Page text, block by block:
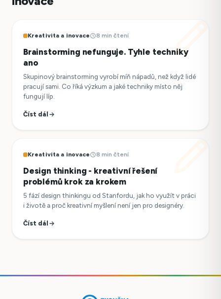
Kreativita a inovace 8 min čtení
Brainstorming nefunguje. Tyhle techniky
ano
Skupinový brainstorming vyrobí míň nápadů, než když lidé
pracují sami. Co říká výzkum a jaké techniky místo něj
fungují líp.
Číst dál
Kreativita a inovace 8 min čtení
Design thinking - kreativní řešení
problémů krok za krokem
5 fází design thinkingu od Stanfordu, jak ho využít v práci
i životě a proč kreativní myšlení není jen pro designéry.
Číst dál